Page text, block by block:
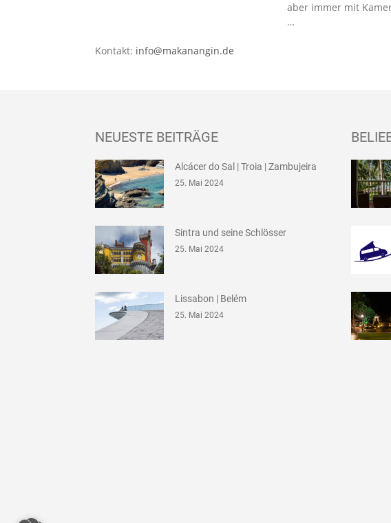
aber immer mit
…
Kontakt: info@makanangin.de
NEUESTE BEITRÄGE
Alcácer do Sal | Troia | Zambujeira
25. Mai 2024
Sintra und seine Schlösser
25. Mai 2024
Lissabon | Belém
25. Mai 2024